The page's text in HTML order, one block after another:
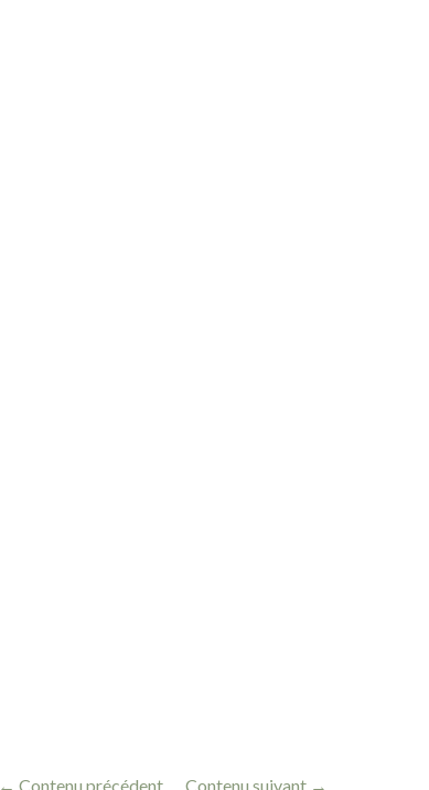
← Contenu précédent Contenu suivant →